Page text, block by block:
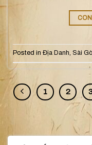
Posted in Địa Danh, Sài
1 2